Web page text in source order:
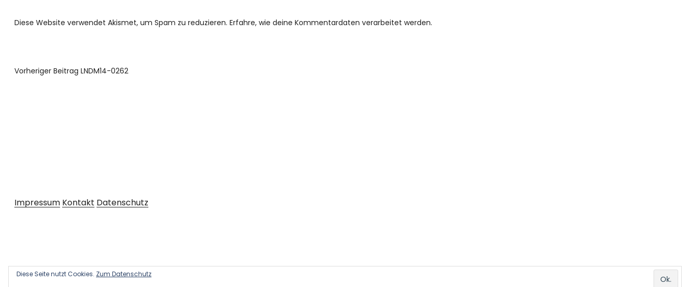
Diese Website verwendet Akismet, um Spam zu reduzieren. Erfahre, wie deine Kommentardaten verarbeitet werden.
Vorheriger Beitrag LNDM14-0262
Impressum Kontakt Datenschutz
Copyright © 2026 Kultur und Kunst Powered by
Diese Seite nutzt Cookies. Zum Datenschutz